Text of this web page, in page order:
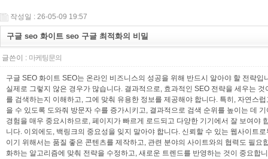
작성일 : 26-05-09 19:57
구글 seo 화이트 seo 구글 최적화의 비밀
글쓴이 : 마케팅문의
구글 SEO 화이트 SEO는 온라인 비즈니스의 성공을 위해 반드시 알아야 할 전략
실제로 그렇지 않은 경우가 많습니다. 결과적으로, 효과적인 SEO 전략을 세우는
를 검색하는지 이해하고, 그에 맞춰 유용한 정보를 제공해야 합니다. 특히, 자연스
을 수 있도록 도와줘 방문자 수를 증가시키고, 결과적으로 검색 순위를 높이는 데
경험을 매우 중요시하므로, 페이지가 빠르게 로드되고 다양한 기기에서 잘 보여
니다. 이외에도, 백링크의 중요성을 잊지 말아야 합니다. 신뢰할 수 있는 웹사이트
이기 위해서는 품질 좋은 콘텐츠를 제작하고, 관련 분야의 사이트와의 협력도 필
화하는 알고리즘에 맞춰 전략을 수정하고, 새로운 트렌드를 반영하는 것이 중요합